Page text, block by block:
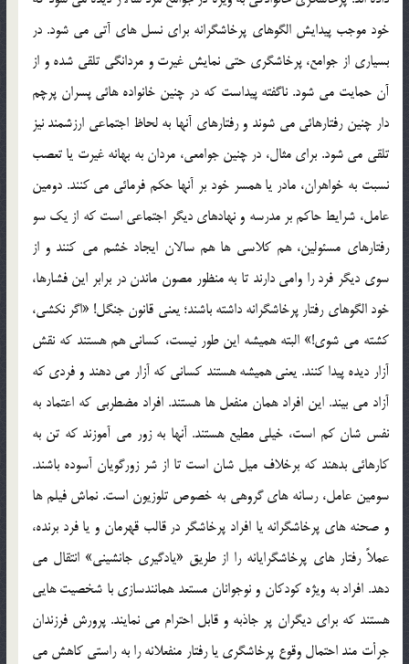
خود موجب پیدایش الگوهای پرخاشگرانه برای نسل های آتی می شود. در
بسیاری از جوامع، پرخاشگری حتی نمایش غیرت و مردانگی تلقی شده و از
آن حمایت می شود. ناگفته پیداست که در چنین خانواده هائی پسران پرچم
دار چنین رفتارهائی می شوند و رفتارهای آنها به لحاظ اجتماعی ارزشمند نیز
تلقی می شود. برای مثال، در چنین جوامعی، مردان به بهانه غیرت یا تعصب
نسبت به خواهران، مادر یا همسر خود بر آنها حکم فرمائی می کنند. دومین
عامل، شرایط حاکم بر مدرسه و نهادهای دیگر اجتماعی است که از یک سو
رفتارهای مسئولین، هم کلاسی ها هم سالان ایجاد خشم می کنند و از
سوی دیگر فرد را وامی دارند تا به منظور مصون ماندن در برابر این فشارها،
خود الگوهای رفتار پرخاشگرانه داشته باشند؛ یعنی قانون جنگل! «اگر نکشی،
کشته می شوی!» البته همیشه این طور نیست، کسانی هم هستند که نقش
آزار دیده پیدا کنند. یعنی همیشه هستند کسانی که آزار می دهند و فردی که
آزاد می بیند. این افراد همان منفعل ها هستند. افراد مضطربی که اعتماد به
نفس شان کم است، خیلی مطیع هستند. آنها به زور می آموزند که تن به
کارهائی بدهند که برخلاف میل شان است تا از شر زورگویان آسوده باشند.
سومین عامل، رسانه های گروهی به خصوص تلوزیون است. نماش فیلم ها
و صحنه های پرخاشگرانه یا افراد پرخاشگر در قالب قهرمان و یا فرد برنده،
عملاً رفتار های پرخاشگرایانه را از طریق «یادگیری جانشینی» انتقال می
دهد. افراد به ویژه کودکان و نوجوانان مستعد همانندسازی با شخصیت هایی
هستند که برای دیگران پر جاذبه و قابل احترام می نمایند. پرورش فرزندان
جرأت مند احتمال وقوع پرخاشگری یا رفتار منفعلانه را به راستی کاهش می